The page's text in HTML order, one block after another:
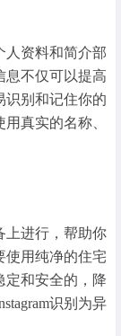
人资料和简介部
息不仅可以提高
识别和记住你的
真实的名称、
上进行，帮助你
使用纯净的住宅
定和安全的，降
识别为异